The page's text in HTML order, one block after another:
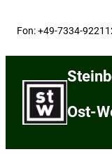
Fon: +49-7334-
Ost-